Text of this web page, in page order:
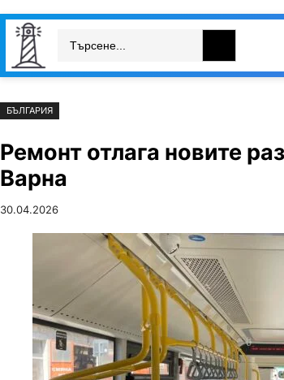
Към
съдържанието
Skip
cont
БЪЛГАРИЯ
Ремонт отлага новите
Варна
30.04.2026